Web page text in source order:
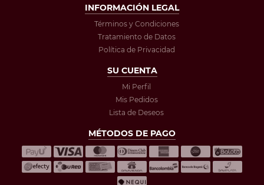
INFORMACIÓN LEGAL
Términos y Condiciones
Tratamiento de Datos
Política de Privacidad
SU CUENTA
Mi Perfil
Mis Pedidos
Lista de Deseos
MÉTODOS DE PAGO